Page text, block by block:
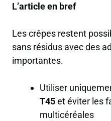
L’article en bref
Les crêpes restent
sans résidus avec des
importantes.
Utiliser
T45et éviter les
multicéréales